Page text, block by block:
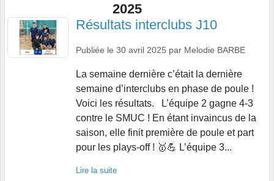
2025
Résultats interclubs J10
Publiée le 30 avril 2025 par Melodie BARBE
La semaine dernière c’était la dernière
semaine d’interclubs en phase de poule !
Voici les résultats. L’équipe 2 gagne 4-3
contre le SMUC ! En étant invaincus de la
saison, elle finit première de poule et part
pour les plays-off ! 🥇💪 L’équipe 3...
Lire la suite